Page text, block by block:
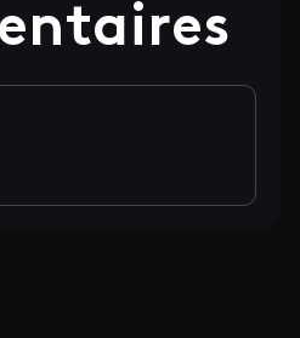
ses nouvelles créations
présente ses nouvelles créations
présente ses nouvelles créations